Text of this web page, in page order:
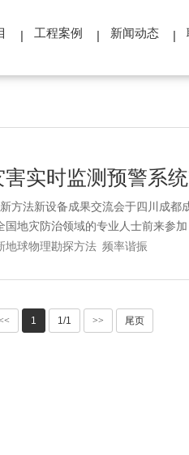
工程案例 新闻动态
方法新设备成果交流会于四川成都
地灾防治领域的专业人士前来参加
地球物理勘探方法 频率谐振
1 1/1 >> 尾页